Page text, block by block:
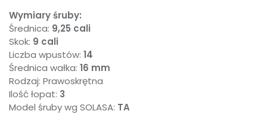
Wymiary śruby:
Średnica: 9,25 cali
Skok: 9 cali
Liczba wpustów: 14
Średnica wałka: 16 mm
Rodzaj: Prawoskrętna
Ilość łopat: 3
Model śruby wg SOLASA: TA